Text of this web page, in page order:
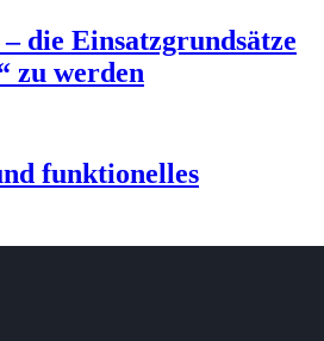
die Einsatzgrundsätze
zu werden
funktionelles